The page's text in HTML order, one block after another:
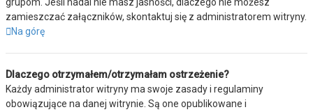
zamieszczać załączników, skontaktuj się z administratorem witryny.
Na górę
Dlaczego otrzymałem/otrzymałam ostrzeżenie?
Każdy administrator witryny ma swoje zasady i regulaminy
obowiązujące na danej witrynie. Są one opublikowane i